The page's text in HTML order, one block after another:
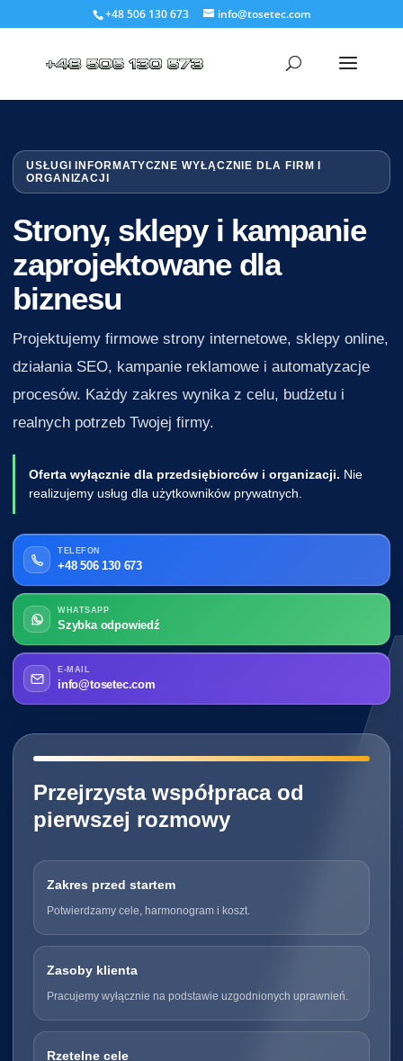
+48 506 130 673 info@tosetec.com
USŁUGI INFORMATYCZNE WYŁĄCZNIE DLA FIRM I
ORGANIZACJI
Strony, sklepy i kampanie
zaprojektowane dla
biznesu
Projektujemy firmowe strony internetowe, sklepy online,
działania SEO, kampanie reklamowe i automatyzacje
procesów. Każdy zakres wynika z celu, budżetu i
realnych potrzeb Twojej firmy.
Oferta wyłącznie dla przedsiębiorców i organizacji. Nie
realizujemy usług dla użytkowników prywatnych.
TELEFON
+48 506 130 673
WHATSAPP
Szybka odpowiedź
E-MAIL
info@tosetec.com
━━━━━━━━━━━━━━━━━━━━━━━━━━━━
Przejrzysta współpraca od
pierwszej rozmowy
Zakres przed startem
Potwierdzamy cele, harmonogram i koszt.
Zasoby klienta
Pracujemy wyłącznie na podstawie uzgodnionych uprawnień.
Rzetelne cele